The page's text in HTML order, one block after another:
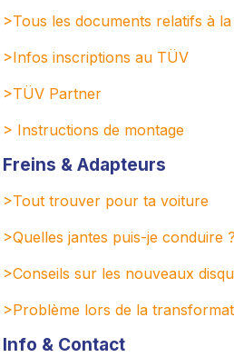
>Tous les documents relatifs à
>Infos inscriptions au TÜV
>TÜV Partner
> Instructions de montage
Freins & Adapteurs
>Tout trouver pour ta voiture
>Quelles jantes puis-je conduire ?
>Conseils sur les nouveaux
>Problème lors de la
Info & Contact